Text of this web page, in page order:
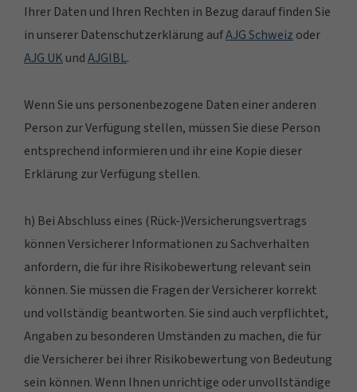
Ihrer Daten und Ihren Rechten in Bezug darauf finden Sie
in unserer Datenschutzerklärung aufAJG Schweiz oder
AJG UK undAJGIBL.
Wenn Sie uns personenbezogene Daten einer anderen
Person zur Verfügung stellen, müssen Sie diese Person
entsprechend informieren und ihr eine Kopie dieser
Erklärung zur Verfügung stellen.
h) Bei Abschluss eines (Rück-)Versicherungsvertrags
können Versicherer Informationen zu Sachverhalten
anfordern, die für ihre Risikobewertung relevant sein
können. Sie müssen die Fragen der Versicherer korrekt
und vollständig beantworten. Sie sind auch verpflichtet,
Angaben zu besonderen Umständen zu machen, die für
die Versicherer bei ihrer Risikobewertung von Bedeutung
sein können. Wenn Ihnen unrichtige oder unvollständige